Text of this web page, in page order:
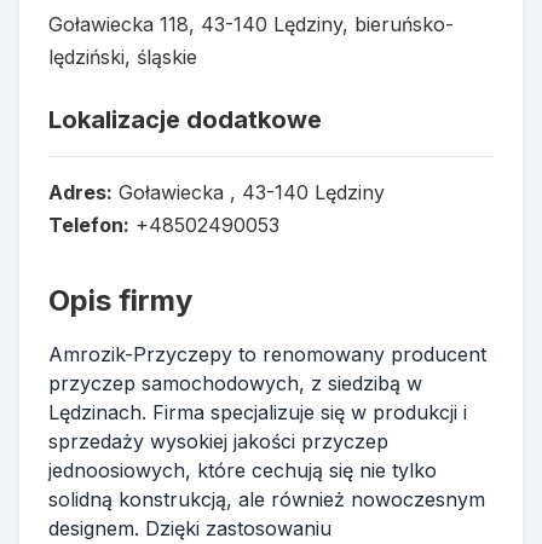
Goławiecka 118, 43-140 Lędziny, bieruńsko-
lędziński, śląskie
Lokalizacje dodatkowe
Adres: Goławiecka , 43-140 Lędziny
Telefon: +48502490053
Opis firmy
Amrozik-Przyczepy to renomowany producent
przyczep samochodowych, z siedzibą w
Lędzinach. Firma specjalizuje się w produkcji i
sprzedaży wysokiej jakości przyczep
jednoosiowych, które cechują się nie tylko
solidną konstrukcją, ale również nowoczesnym
designem. Dzięki zastosowaniu